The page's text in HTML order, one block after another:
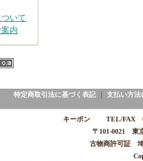
いて
内
特定商取引法に基づく表記｜ 支払い方法
キーポン TEL/FAX
〒101-0021 東
古物商許可証